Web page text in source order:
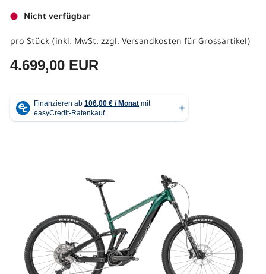
Nicht verfügbar
pro Stück (inkl. MwSt. zzgl. Versandkosten für Grossartikel)
4.699,00 EUR